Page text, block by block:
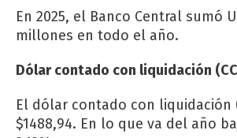
En 2025, el Banco Central sumó
millones en todo el año.
Dólar contado con liquidación
El dólar contado con liquidación
$1488,94. En lo que va del año